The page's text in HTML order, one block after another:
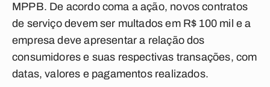
MPPB. De acordo coma a ação, novos contratos
de serviço devem ser multados em R$ 100 mil e a
empresa deve apresentar a relação dos
consumidores e suas respectivas transações, com
datas, valores e pagamentos realizados.